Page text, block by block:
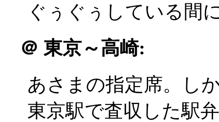
ぐぅぐぅしている間
＠ 東京～高崎:
あさまの指定席。し
東京駅で査収した駅